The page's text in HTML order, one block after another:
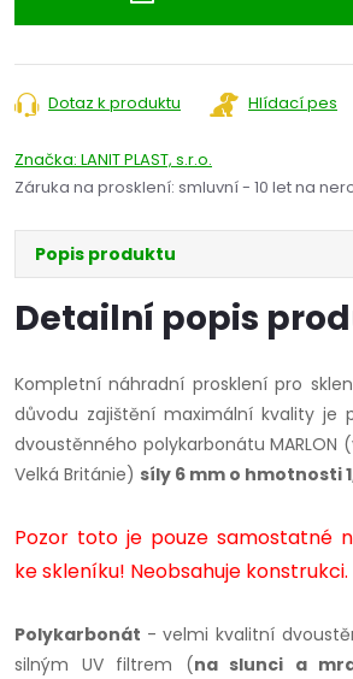
Dotaz k produktu Hlídací pes
Značka: LANIT PLAST, s.r.o.
Záruka na prosklení: smluvní - 10 let na
Popis produktu
Detailní popis
Kompletní náhradní prosklení pro
důvodu zajištění maximální kvality je
dvoustěnného polykarbonátu MARLON
Velká Británie) síly 6 mm o hmotnosti
Pozor toto je pouze samostatné
ke skleníku! Neobsahuje konstrukci.
Polykarbonát - velmi kvalitní
silným UV filtrem (na slunci a